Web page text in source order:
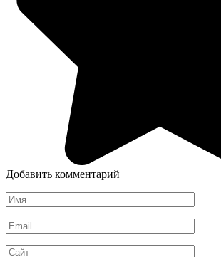
Добавить комментарий
Имя
*
Email
*
Сайт